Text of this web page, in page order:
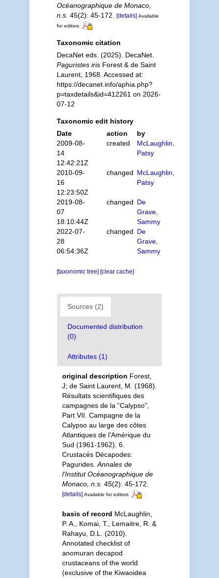
Océanographique de Monaco,
n.s. 45(2): 45-172. [details] Available
for editors
Taxonomic citation
DecaNet eds. (2025). DecaNet.
Paguristes irisForest & de Saint
Laurent, 1968. Accessed at:
https://decanet.info/aphia.php?
p=taxdetails&id=412261 on 2026-
07-12
Taxonomic edit history
Date
action
by
2009-08-
14
12:42:21Z
created
McLaughlin,
Patsy
2010-09-
16
12:23:50Z
changed McLaughlin,
Patsy
2019-08-
07
18:10:44Z
changed De
Grave,
Sammy
2022-07-
28
06:54:36Z
changed De
Grave,
Sammy
[taxonomic tree] [clear cache]
Sources (2)
Documented distribution
(0)
Attributes (1)
original description Forest,
J; de Saint Laurent, M. (1968).
Résultats scientifiques des
campagnes de la “Calypso”,
Part VII. Campagne de la
Calypso au large des côtes
Atlantiques de l'Amérique du
Sud (1961-1962). 6.
Crustacés Décapodes:
Pagurides. Annales de
l'Institut Océanographique de
Monaco, n.s. 45(2): 45-172.
[details] Available for editors
basis of record McLaughlin,
P. A., Komai, T., Lemaitre, R. &
Rahayu, D.L. (2010).
Annotated checklist of
anomuran decapod
crustaceans of the world
(exclusive of the Kiwaoidea